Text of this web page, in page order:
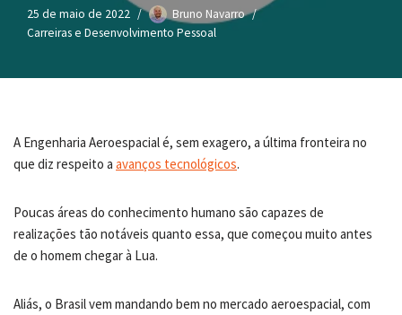
25 de maio de 2022
Bruno Navarro
Carreiras e Desenvolvimento Pessoal
A Engenharia Aeroespacial é, sem exagero, a última fronteira no
que diz respeito a avanços tecnológicos.
Poucas áreas do conhecimento humano são capazes de
realizações tão notáveis quanto essa, que começou muito antes
de o homem chegar à Lua.
Aliás, o Brasil vem mandando bem no mercado aeroespacial, com